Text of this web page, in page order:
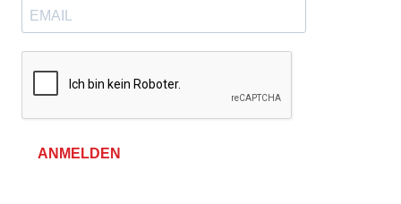
ANMELDEN